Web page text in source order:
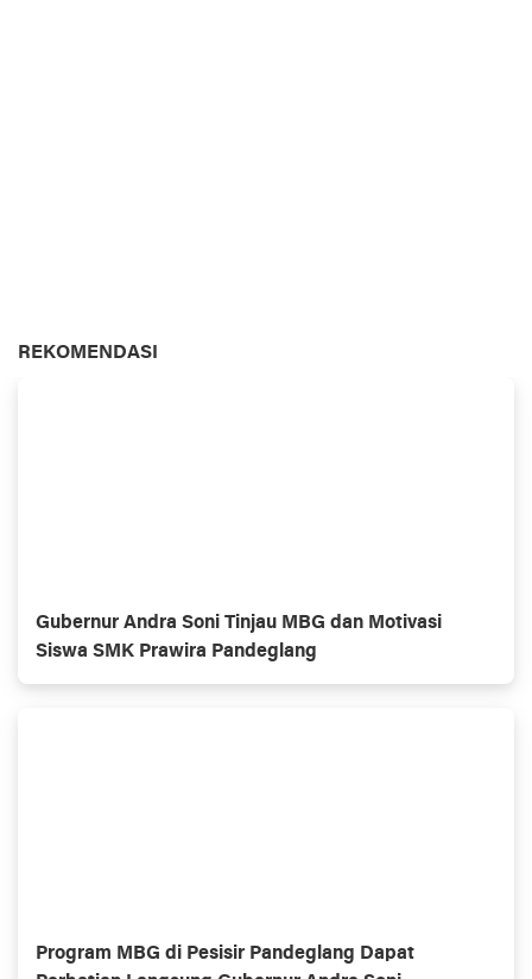
REKOMENDASI
Gubernur Andra Soni Tinjau MBG dan Motivasi
Siswa SMK Prawira Pandeglang
Program MBG di Pesisir Pandeglang Dapat